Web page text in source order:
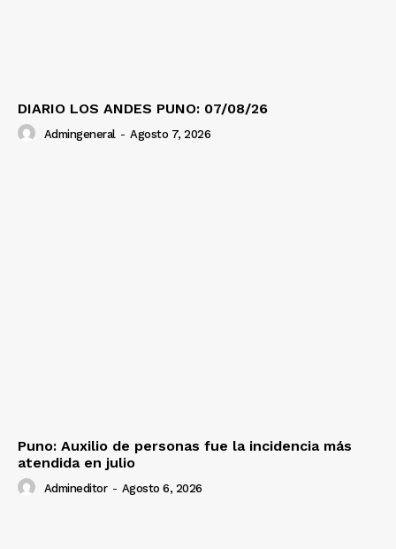
DIARIO LOS ANDES PUNO: 07/08/26
Admingeneral - Agosto 7, 2026
Puno: Auxilio de personas fue la incidencia más
atendida en julio
Admineditor - Agosto 6, 2026